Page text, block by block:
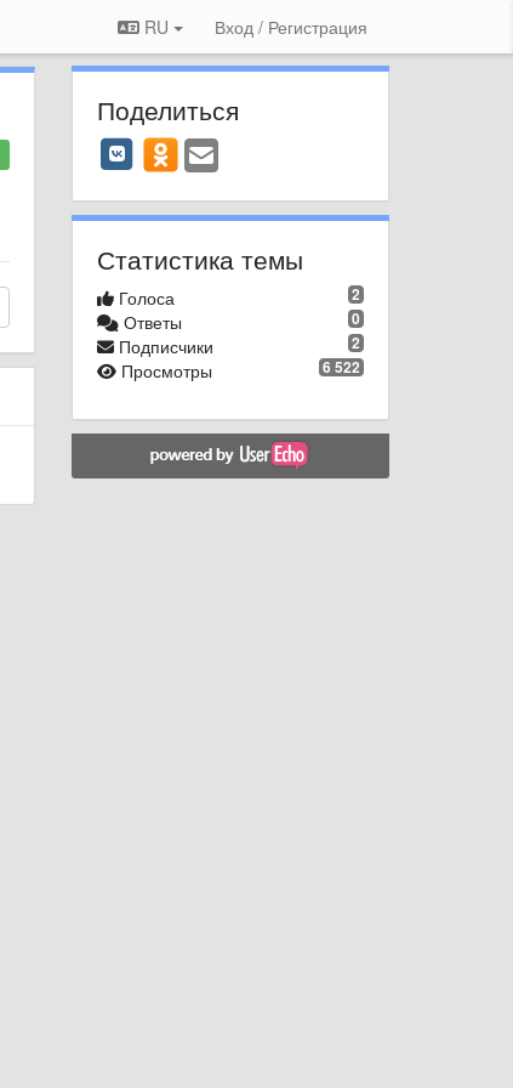
RU Вход / Регистрация
Поделиться
Статистика темы
2
Голоса
0
Ответы
2
Подписчики
6 522
Просмотры